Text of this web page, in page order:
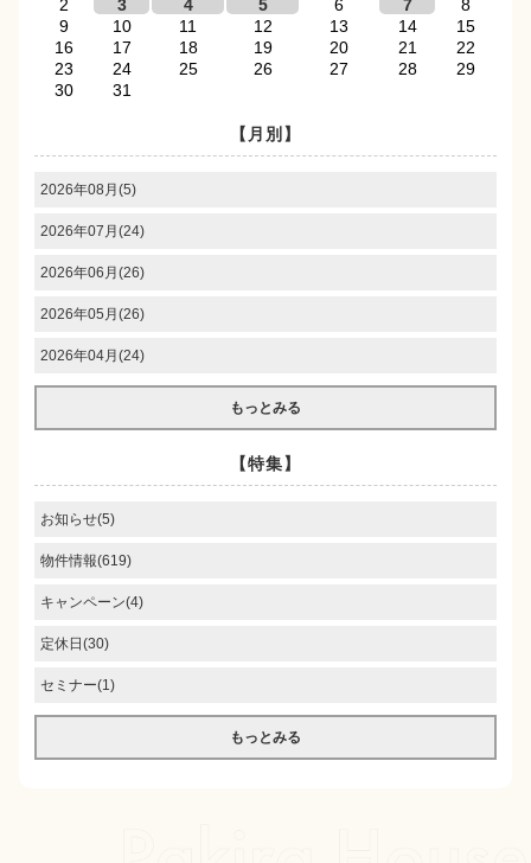
2
3 4 5 6 7
8
9
10 11 12 13 14
15
16
17 18 19 20 21
22
23
24 25 26 27 28
29
30
31
【月別】
2026年08月(5)
2026年07月(24)
2026年06月(26)
2026年05月(26)
2026年04月(24)
もっとみる
【特集】
お知らせ(5)
物件情報(619)
キャンペーン(4)
定休日(30)
セミナー(1)
もっとみる